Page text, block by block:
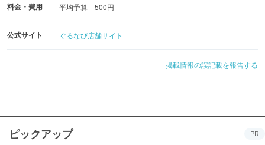
料金・費用 平均予算 500円
公式サイト ぐるなび店舗サイト
掲載情報の誤記載を報告する
ピックアップ PR